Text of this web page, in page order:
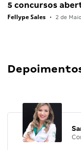
5 concursos
Fellype Sales • 2 de